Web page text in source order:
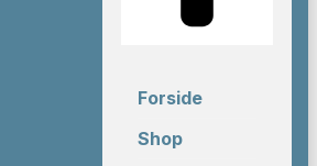
Forside
Shop